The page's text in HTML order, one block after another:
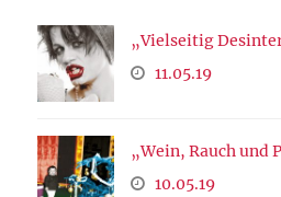
„Vielseitig
11.05.19
„Wein, Rauch und
10.05.19